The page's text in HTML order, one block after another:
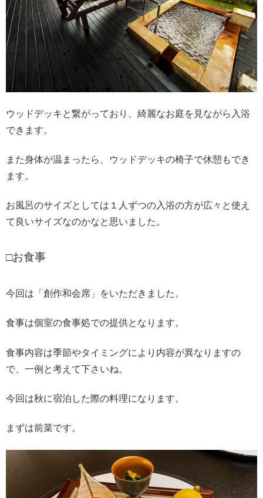
ウッドデッキと繋がっており、綺麗なお庭を見ながら入浴
できます。
また身体が温まったら、ウッドデッキの椅子で休憩もでき
ます。
お風呂のサイズとしては１人ずつの入浴の方が広々と使え
て良いサイズなのかなと思いました。
□お食事
今回は「創作和会席」をいただきました。
食事は個室の食事処での提供となります。
食事内容は季節やタイミングにより内容が異なりますの
で、一例と考えて下さいね。
今回は秋に宿泊した際の料理になります。
まずは前菜です。